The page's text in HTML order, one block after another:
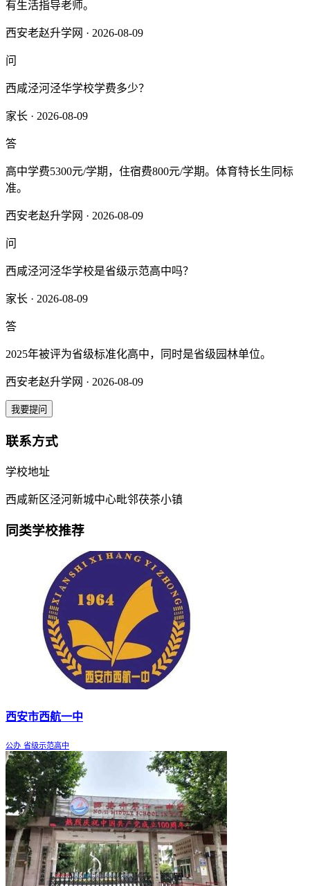
有生活指导老师。
西安老赵升学网 · 2026-08-09
问
西咸泾河泾华学校学费多少？
家长 · 2026-08-09
答
高中学费5300元/学期，住宿费800元/学期。体育特长生同标
准。
西安老赵升学网 · 2026-08-09
问
西咸泾河泾华学校是省级示范高中吗？
家长 · 2026-08-09
答
2025年被评为省级标准化高中，同时是省级园林单位。
西安老赵升学网 · 2026-08-09
我要提问
联系方式
学校地址
西咸新区泾河新城中心毗邻茯茶小镇
同类学校推荐
西安市西航一中
公办 省级示范高中